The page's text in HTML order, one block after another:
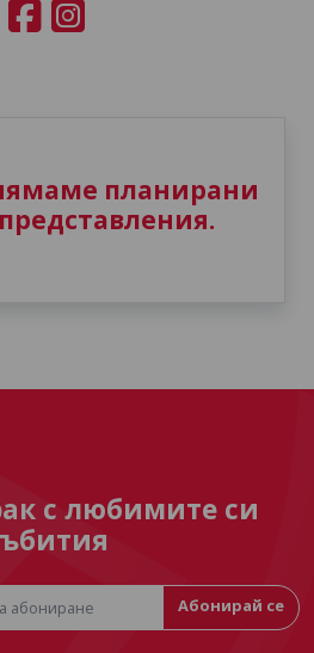
планирани
с любимите си
Абонирай се